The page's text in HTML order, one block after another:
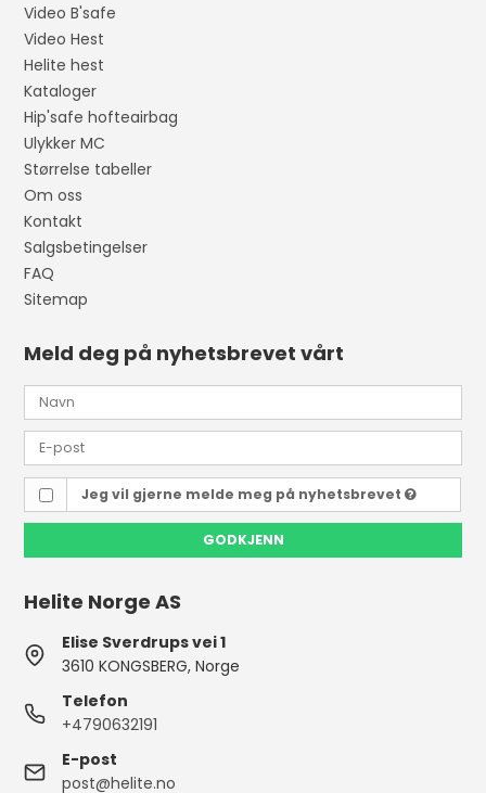
Video B'safe
Video Hest
Helite hest
Kataloger
Hip'safe hofteairbag
Ulykker MC
Størrelse tabeller
Om oss
Kontakt
Salgsbetingelser
FAQ
Sitemap
Meld deg på nyhetsbrevet vårt
Jeg vil gjerne melde meg på nyhetsbrevet
GODKJENN
Helite Norge AS
Elise Sverdrups vei 1
3610 KONGSBERG, Norge
Telefon
+4790632191
E-post
post@helite.no